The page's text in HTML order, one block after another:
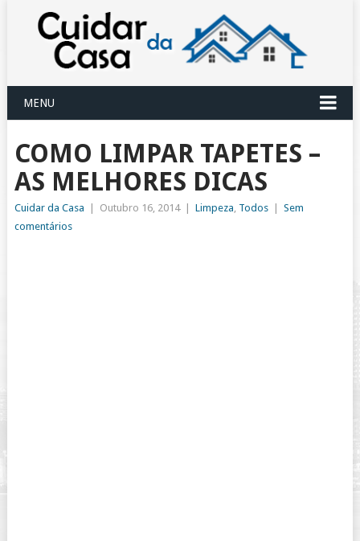
MENU
COMO LIMPAR TAPETES –
AS MELHORES DICAS
Cuidar da Casa Outubro 16, 2014 Limpeza Todos
Sem
comentários